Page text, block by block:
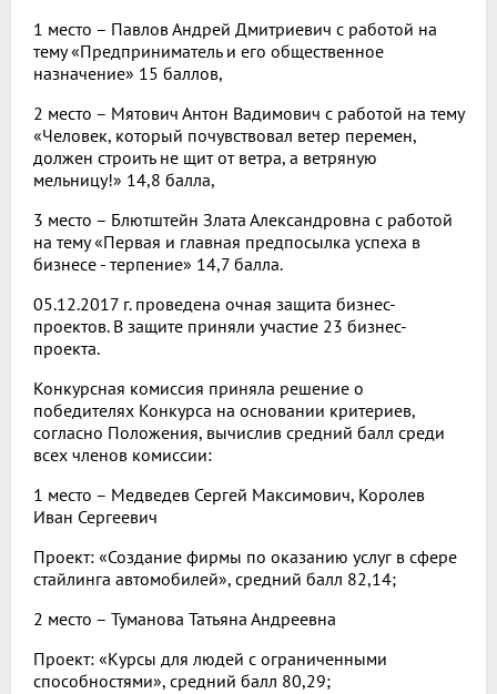
1 место – Павлов Андрей Дмитриевич с работой на
тему «Предприниматель и его общественное
назначение» 15 баллов,
2 место – Мятович Антон Вадимович с работой на тему
«Человек, который почувствовал ветер перемен,
должен строить не щит от ветра, а ветряную
мельницу!» 14,8 балла,
3 место – Блютштейн Злата Александровна с работой
на тему «Первая и главная предпосылка успеха в
бизнесе - терпение» 14,7 балла.
05.12.2017 г. проведена очная защита бизнес-
проектов. В защите приняли участие 23 бизнес-
проекта.
Конкурсная комиссия приняла решение о
победителях Конкурса на основании критериев,
согласно Положения, вычислив средний балл среди
всех членов комиссии:
1 место – Медведев Сергей Максимович, Королев
Иван Сергеевич
Проект: «Создание фирмы по оказанию услуг в сфере
стайлинга автомобилей», средний балл 82,14;
2 место – Туманова Татьяна Андреевна
Проект: «Курсы для людей с ограниченными
способностями», средний балл 80,29;